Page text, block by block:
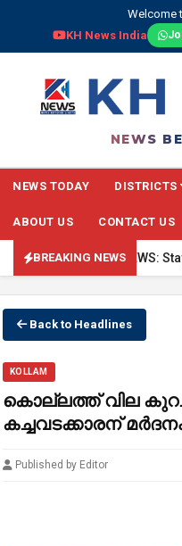
Welcome
KH News India
NEWS
NEWS TODAY DISTRICTS
ABOUT US CONTACT US
BREAKING NEWS
🔴 BREAKING NEWS:
Back to Headlines
KOLLAM
കൊല്ലത്ത് വില കുറച്ച്
കച്ചവടക്കാരന്
Published by Editor